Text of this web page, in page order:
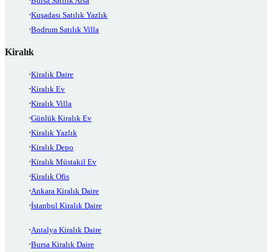
Kuşadası Satılık Yazlık
Bodrum Satılık Villa
Kiralık
Kiralık Daire
Kiralık Ev
Kiralık Villa
Günlük Kiralık Ev
Kiralık Yazlık
Kiralık Depo
Kiralık Müstakil Ev
Kiralık Ofis
Ankara Kiralık Daire
İstanbul Kiralık Daire
Antalya Kiralık Daire
Bursa Kiralık Daire